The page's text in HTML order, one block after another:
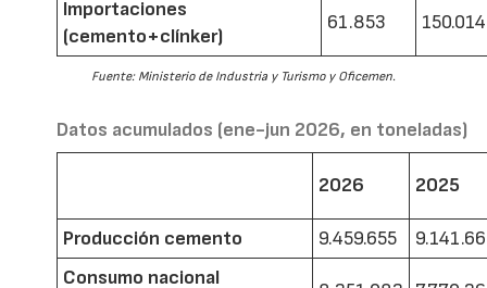
Importaciones
(cemento+clínker)
61.853 150.014
Fuente: Ministerio de Industria y Turismo y Oficemen.
Datos acumulados (ene-jun 2026, en toneladas)
2026 2025
Producción cemento 9.459.655
Consumo nacional